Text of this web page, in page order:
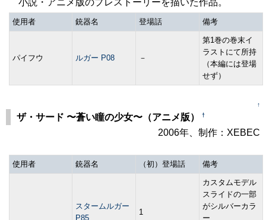
小説・アニメ版のプレストーリーを描いた作品。
使用者 銃器名 登場話 備考
パイフウ ルガー P08 －
第1巻の巻末イ
ラストにて所持
（本編には登場
せず）
↑
ザ・サード 〜蒼い瞳の少女〜（アニメ版） †
2006年、制作：XEBEC
使用者 銃器名 （初）登場話 備考
スタームルガー
P85
1
カスタムモデル
スライドの一部
がシルバーカラ
ー